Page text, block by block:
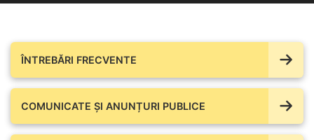
ÎNTREBĂRI FRECVENTE
COMUNICATE ŞI ANUNȚURI PUBLICE